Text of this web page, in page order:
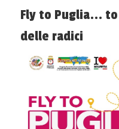
Fly to Puglia...
delle radici